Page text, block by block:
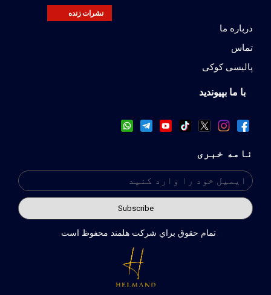
نشرات زنده
درباره ما
تماس
پالیسی کوکی
با ما بپیوندید
نامه خبری
تمام حقوق براي شركت هلمند محفوظ است